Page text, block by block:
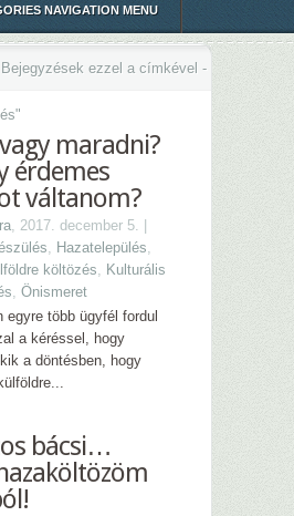
NAVIGATION MENU
Bejegyzések ezzel a címkével -
maradni?
érdemes
váltanom?
, 2017. december 5. |
, Hazatelepülés,
költözés, Kulturális
, Önismeret
egyre több ügyfél fordul
a kéréssel, hogy
a döntésben, hogy
bácsi…